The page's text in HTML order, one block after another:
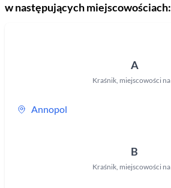
w następujących miejscowościach:
A
Kraśnik, miejscowości na
Annopol
B
Kraśnik, miejscowości na